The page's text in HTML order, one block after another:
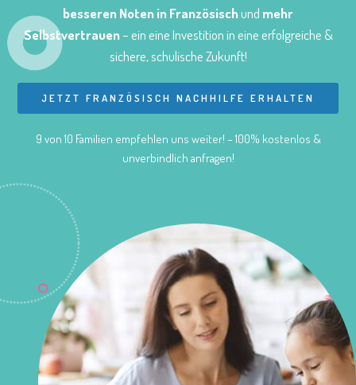
besseren Noten in Französischund mehr
Selbstvertrauen– ein eine Investition in eine erfolgreiche &
sichere, schulische Zukunft!
JETZT FRANZÖSISCH NACHHILFE ERHALTEN
9 von 10 Familien empfehlen uns weiter! – 100% kostenlos &
unverbindlich anfragen!